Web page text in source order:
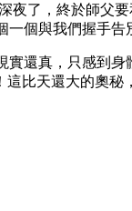
了，終於師父
個與我們握手告
還真，只感到
比天還大的奧秘